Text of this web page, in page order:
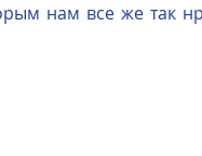
Oberoi Bali, Indonesia
Egypt
нам все же так